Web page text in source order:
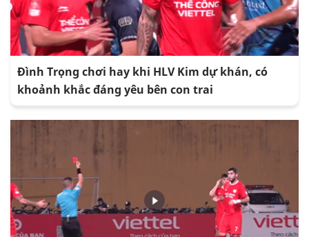
Đình Trọng chơi hay khi HLV Kim dự khán, có
khoảnh khắc đáng yêu bên con trai